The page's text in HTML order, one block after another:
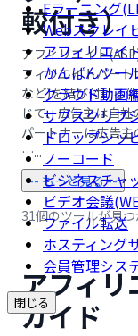
Eラーニング
Webスクレイ
アフィリエイ
かんばんツー
クラウド動画
サブスクリプ
ドロップシッ
ノーコード
ビジネスチャ
ビデオ会議
ファイル転送
ホスティング
会員管理シス
閉じる
較付き）
アフィリエイト
フィリエイトパー
など)を結び付ける
じて、広告主は自
パートナーは広告
…...
-- もっと見る --
31個のツールが見
アフィリ
ガイド